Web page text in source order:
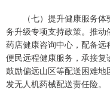
（七）提升健康服务体
务升级专项支持政策。推
药店健康咨询中心，配备
便民远程健康服务，承接复
鼓励偏远山区等配送困难
发无人机药械配送责任险。